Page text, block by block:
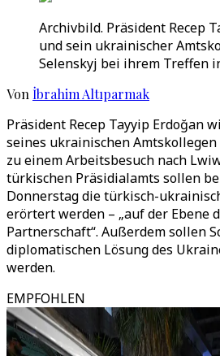
Archivbild. Präsident Recep
und sein ukrainischer
Selenskyj bei ihrem Treffen
Von İbrahim Altıparmak
Präsident Recep Tayyip Erdoğan
seines ukrainischen Amtskollegen
zu einem Arbeitsbesuch nach
türkischen Präsidialamts sollen
Donnerstag die türkisch-
erörtert werden – „auf der Ebene
Partnerschaft“. Außerdem sollen
diplomatischen Lösung des
werden.
EMPFOHLEN